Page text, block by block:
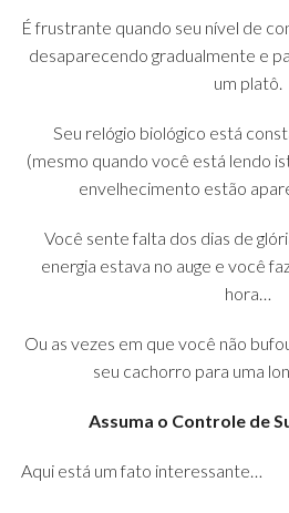
É frustrante quando seu nível de
desaparecendo gradualmente e
um platô.
Seu relógio biológico está
(mesmo quando você está lendo
envelhecimento estão
Você sente falta dos dias de
energia estava no auge e você
hora…
Ou as vezes em que você não
seu cachorro para uma
Assuma o Controle de
Aqui está um fato interessante…